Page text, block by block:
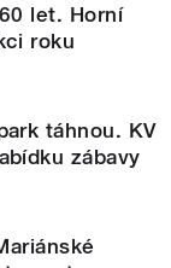
let. Horní
roku
táhnou. KV
zábavy